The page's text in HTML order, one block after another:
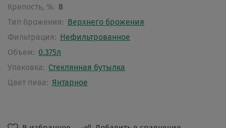
Крепость, %: 8
Тип брожения: Верхнего брожения
Фильтрация: Нефильтрованное
Объем: 0.375л
Упаковка: Стеклянная бутылка
Цвет пива: Янтарное